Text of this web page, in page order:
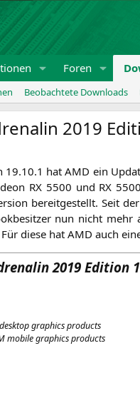
Foren
Beobachtete Downloads
2019
19.10.1 hatAMD ein
RX 5500 und RX
bereit­ge­stellt. Seit
nun nicht
die­se hat AMD auch
2019 Edition
gra­phics products
mobi­le gra­phics products